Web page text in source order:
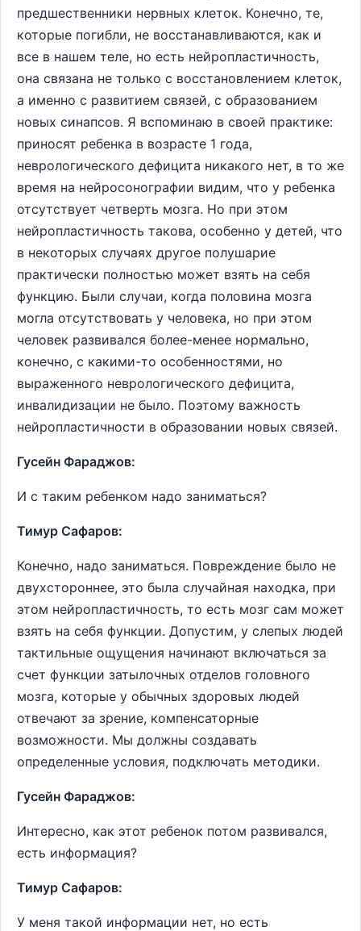
предшественники нервных клеток. Конечно, те,
которые погибли, не восстанавливаются, как и
все в нашем теле, но есть нейропластичность,
она связана не только с восстановлением клеток,
а именно с развитием связей, с образованием
новых синапсов. Я вспоминаю в своей практике:
приносят ребенка в возрасте 1 года,
неврологического дефицита никакого нет, в то же
время на нейросонографии видим, что у ребенка
отсутствует четверть мозга. Но при этом
нейропластичность такова, особенно у детей, что
в некоторых случаях другое полушарие
практически полностью может взять на себя
функцию. Были случаи, когда половина мозга
могла отсутствовать у человека, но при этом
человек развивался более-менее нормально,
конечно, с какими-то особенностями, но
выраженного неврологического дефицита,
инвалидизации не было. Поэтому важность
нейропластичности в образовании новых связей.
Гусейн Фараджов:
И с таким ребенком надо заниматься?
Тимур Сафаров:
Конечно, надо заниматься. Повреждение было не
двухстороннее, это была случайная находка, при
этом нейропластичность, то есть мозг сам может
взять на себя функции. Допустим, у слепых людей
тактильные ощущения начинают включаться за
счет функции затылочных отделов головного
мозга, которые у обычных здоровых людей
отвечают за зрение, компенсаторные
возможности. Мы должны создавать
определенные условия, подключать методики.
Гусейн Фараджов:
Интересно, как этот ребенок потом развивался,
есть информация?
Тимур Сафаров:
У меня такой информации нет, но есть